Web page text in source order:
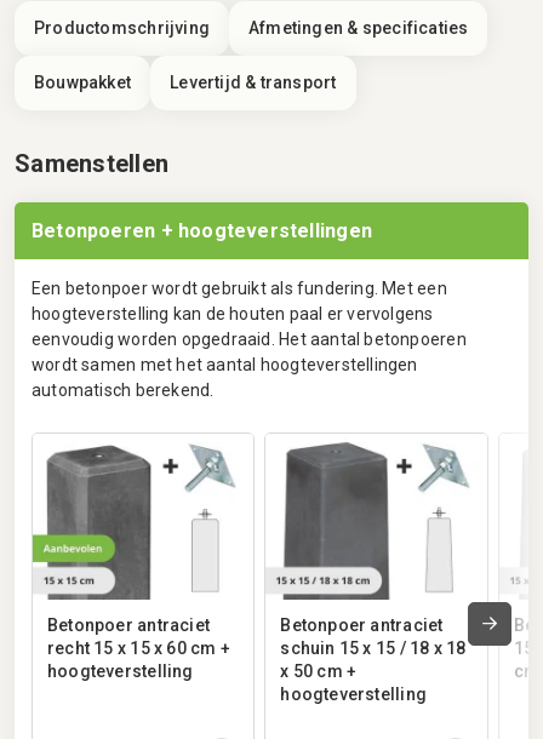
Productomschrijving Afmetingen & specificaties
Bouwpakket Levertijd & transport
Samenstellen
Betonpoeren + hoogteverstellingen
Een betonpoer wordt gebruikt als fundering. Met een
hoogteverstelling kan de houten paal er vervolgens
eenvoudig worden opgedraaid. Het aantal betonpoeren
wordt samen met het aantal hoogteverstellingen
automatisch berekend.
Betonpoer antraciet
recht 15 x 15 x 60 cm +
hoogteverstelling
Betonpoer antraciet
schuin 15 x 15 / 18 x 18
x 50 cm +
hoogteverstelling
15